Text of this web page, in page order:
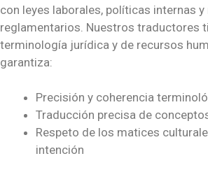
con leyes laborales, políticas internas
reglamentarios. Nuestros traductores
terminología jurídica y de recursos
garantiza:
Precisión y coherencia
Traducción precisa de
Respeto de los matices
intención